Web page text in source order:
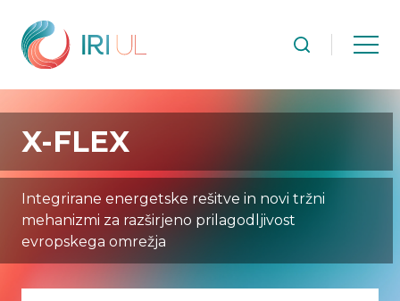
X-FLEX
Integrirane energetske rešitve in novi tržni
mehanizmi za razširjeno prilagodljivost
evropskega omrežja